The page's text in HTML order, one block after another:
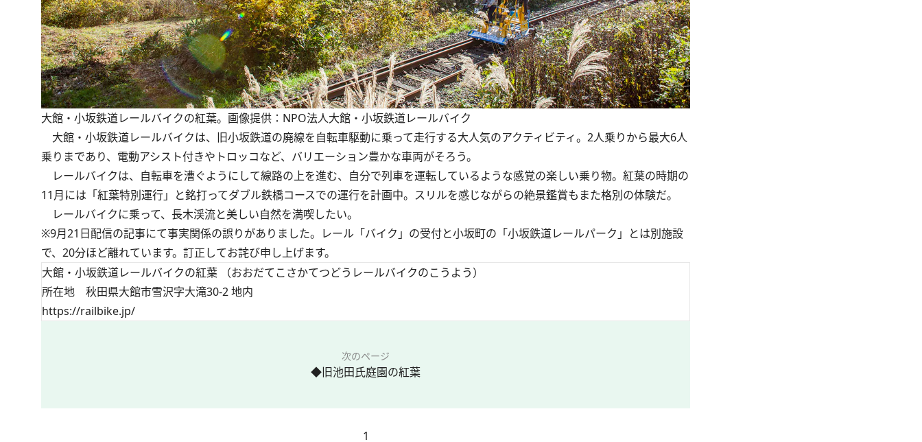
大館・小坂鉄道レールバイクの紅葉。画像提供：NPO法人大館・小坂鉄道レールバイク
大館・小坂鉄道レールバイクは、旧小坂鉄道の廃線を自転車駆動に乗って走行する大人気のアクティビティ。2人乗りから最大6人
乗りまであり、電動アシスト付きやトロッコなど、バリエーション豊かな車両がそろう。
レールバイクは、自転車を漕ぐようにして線路の上を進む、自分で列車を運転しているような感覚の楽しい乗り物。紅葉の時期の
11月には「紅葉特別運行」と銘打ってダブル鉄橋コースでの運行を計画中。スリルを感じながらの絶景鑑賞もまた格別の体験だ。
レールバイクに乗って、長木渓流と美しい自然を満喫したい。
※9月21日配信の記事にて事実関係の誤りがありました。レール「バイク」の受付と小坂町の「小坂鉄道レールパーク」とは別施設
で、20分ほど離れています。訂正してお詫び申し上げます。
大館・小坂鉄道レールバイクの紅葉 （おおだてこさかてつどうレールバイクのこうよう）
所在地 秋田県大館市雪沢字大滝30-2 地内
https://railbike.jp/
次のページ
◆旧池田氏庭園の紅葉
1